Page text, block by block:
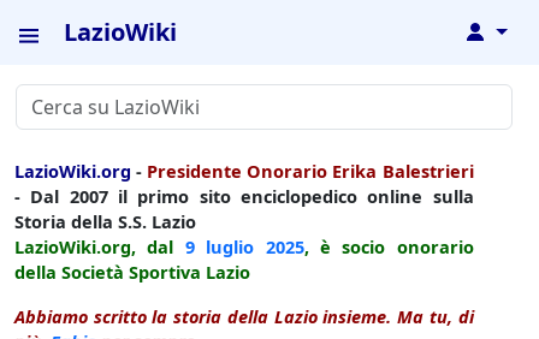
LazioWiki ↓
LazioWiki.org - Presidente Onorario Erika Balestrieri
- Dal 2007 il primo sito enciclopedico online sulla
Storia della S.S. Lazio
LazioWiki.org, dal 9 luglio 2025, è socio onorario
della Società Sportiva Lazio
Abbiamo scritto la storia della Lazio insieme. Ma tu, di